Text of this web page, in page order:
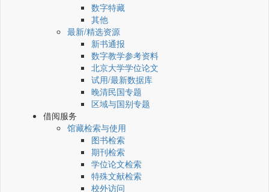
数字特藏
其他
最新/精选资源
新书通报
数字教学参考资料
北京大学学位论文
试用/最新数据库
晚清民国专题
区域与国别专题
借阅服务
馆藏检索与使用
图书检索
期刊检索
学位论文检索
特殊文献检索
校外访问